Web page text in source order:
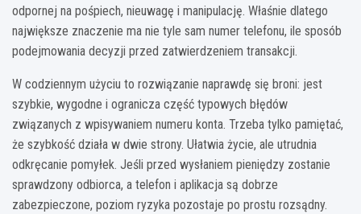
odpornej na pośpiech, nieuwagę i manipulację. Właśnie dlatego
największe znaczenie ma nie tyle sam numer telefonu, ile sposób
podejmowania decyzji przed zatwierdzeniem transakcji.
W codziennym użyciu to rozwiązanie naprawdę się broni: jest
szybkie, wygodne i ogranicza część typowych błędów
związanych z wpisywaniem numeru konta. Trzeba tylko pamiętać,
że szybkość działa w dwie strony. Ułatwia życie, ale utrudnia
odkręcanie pomyłek. Jeśli przed wysłaniem pieniędzy zostanie
sprawdzony odbiorca, a telefon i aplikacja są dobrze
zabezpieczone, poziom ryzyka pozostaje po prostu rozsądny.